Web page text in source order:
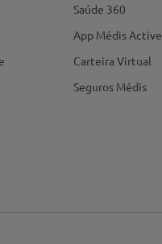
Saúde 360
App Médis Active
Carteira Virtual
Seguros Médis